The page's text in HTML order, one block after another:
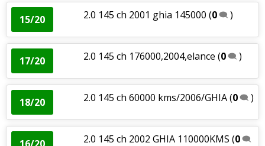
15/20 2.0 145 ch 2001 ghia 145000 (0 )
17/20 2.0 145 ch 176000,2004,elance (0 )
18/20 2.0 145 ch 60000 kms/2006/GHIA(0 )
2.0 145 ch 2002 GHIA 110000KMS (0